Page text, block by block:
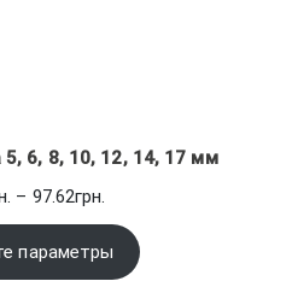
5, 6, 8, 10, 12, 14, 17 мм
– 97.62грн.
цен:
14.28грн.
–
параметры